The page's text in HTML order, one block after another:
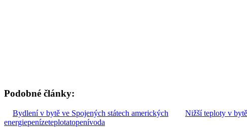
Podobné články:
Bydlení v bytě ve Spojených státech amerických Nižší teploty v bytě
energiepenízeteplotatopenívoda